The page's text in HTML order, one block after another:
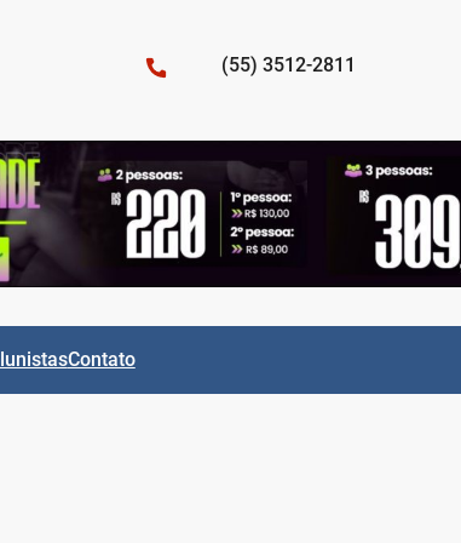
(55) 3512-2811
Contato